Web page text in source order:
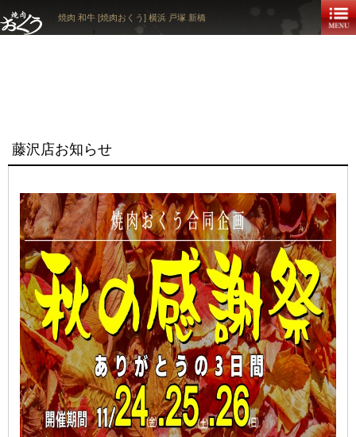
焼肉 和牛 [焼肉おくう] 横浜 戸塚 新橋
藤沢店お知らせ